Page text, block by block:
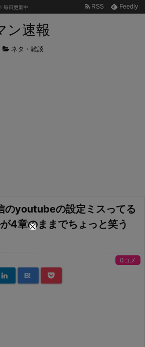
ン速報
毎日更新中 RSS Feedly
ネタ・雑談
のyoutubeの設定ミスってる
4章のままでちょっと笑う
0コメ
B!